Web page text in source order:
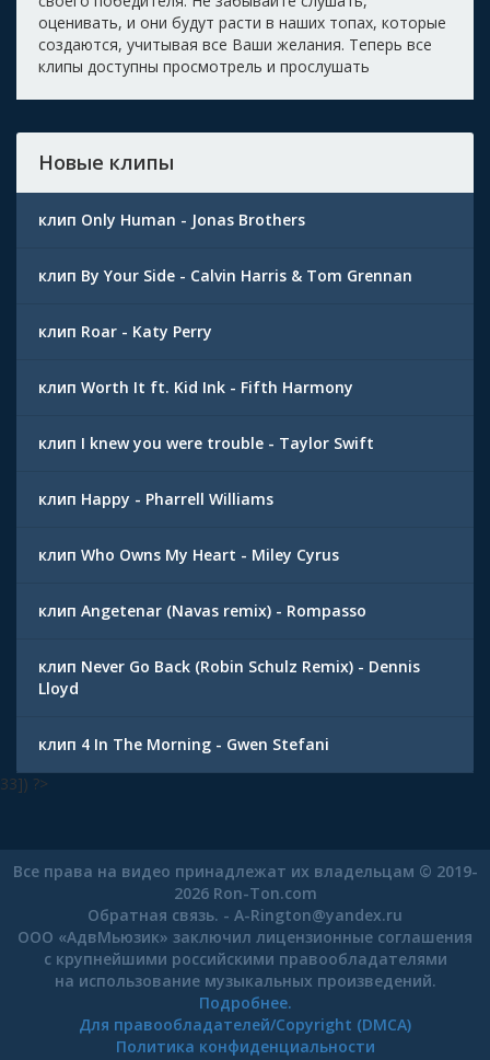
оценивать, и они будут расти в наших топах, которые
создаются, учитывая все Ваши желания. Теперь все
клипы доступны просмотрель и прослушать
Новые клипы
клип Only Human - Jonas Brothers
клип By Your Side - Calvin Harris & Tom Grennan
клип Roar - Katy Perry
клип Worth It ft. Kid Ink - Fifth Harmony
клип I knew you were trouble - Taylor Swift
клип Happy - Pharrell Williams
клип Who Owns My Heart - Miley Cyrus
клип Angetenar (Navas remix) - Rompasso
клип Never Go Back (Robin Schulz Remix) - Dennis
Lloyd
клип 4 In The Morning - Gwen Stefani
33]) ?>
Все права на видео принадлежат их владельцам © 2019-
2026 Ron-Ton.com
Обратная связь. - A-Rington@yandex.ru
ООО «АдвМьюзик» заключил лицензионные соглашения
с крупнейшими российскими правообладателями
на использование музыкальных произведений.
Подробнее.
Для правообладателей/Copyright (DMCA)
Политика конфиденциальности